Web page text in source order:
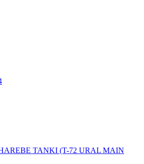
TANKI (T-72 URAL MAIN